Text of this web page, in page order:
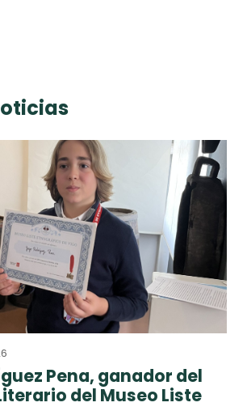
Pena, ganador del
del Museo Liste